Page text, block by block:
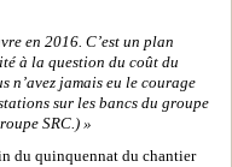
en 2016. C’est un plan
à la question du coût du
n’avez jamais eu le courage
sur les bancs du groupe
SRC.) »
du quinquennat du chantier